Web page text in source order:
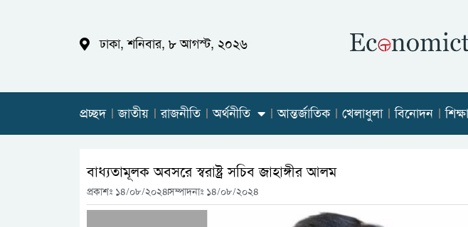
ঢাকা, শনিবার, ৮ আগস্ট, ২০২৬
প্রচ্ছদ জাতীয় রাজনীতি অর্থনীতি আন্তর্জাতিক খেলাধুলা বিনোদন শিক্ষা
বাধ্যতামূলক অবসরে স্বরাষ্ট্র সচিব জাহাঙ্গীর আলম
প্রকাশঃ ১৪/০৮/২০২৪সম্পাদনাঃ ১৪/০৮/২০২৪